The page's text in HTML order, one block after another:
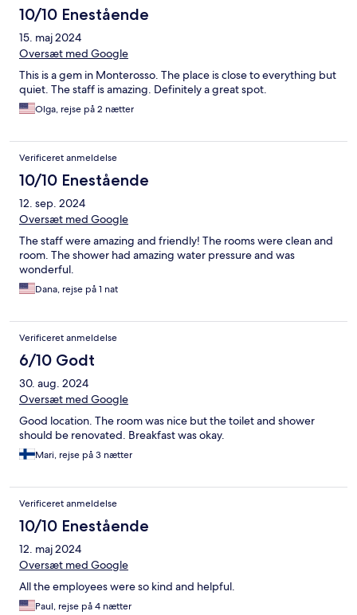
10/10 Enestående
15. maj 2024
Oversæt med Google
This is a gem in Monterosso. The place is close to everything but
quiet. The staff is amazing. Definitely a great spot.
Olga, rejse på 2 nætter
Verificeret anmeldelse
10/10 Enestående
12. sep. 2024
Oversæt med Google
The staff were amazing and friendly! The rooms were clean and
room. The shower had amazing water pressure and was
wonderful.
Dana, rejse på 1 nat
Verificeret anmeldelse
6/10 Godt
30. aug. 2024
Oversæt med Google
Good location. The room was nice but the toilet and shower
should be renovated. Breakfast was okay.
Mari, rejse på 3 nætter
Verificeret anmeldelse
10/10 Enestående
12. maj 2024
Oversæt med Google
All the employees were so kind and helpful.
Paul, rejse på 4 nætter